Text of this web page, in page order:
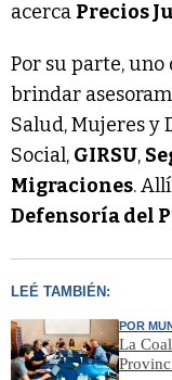
acerca Precios
Por su parte, uno
brindar
Salud, Mujeres y
Social, GIRSU,
Migraciones.
Defensoría del
LEÉ TAMBIÉN:
POR
La